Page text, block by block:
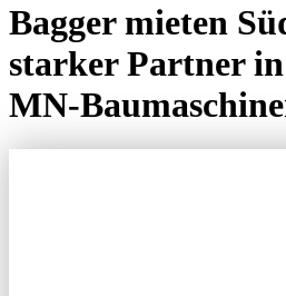
Bagger mieten
starker Partner
MN-